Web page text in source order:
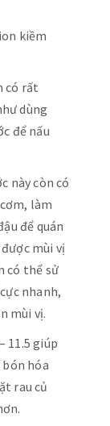
kiềm
có rất
dùng
để nấu
này còn có
làm
để quán
mùi vị
có thể sử
nhanh,
mùi vị.
11.5 giúp
hóa
rau củ